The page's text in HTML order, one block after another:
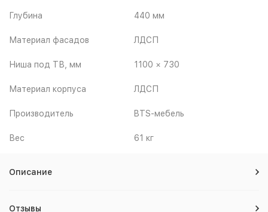
Глубина 440 мм
Материал фасадов ЛДСП
Ниша под ТВ, мм 1100 × 730
Материал корпуса ЛДСП
Производитель BTS-мебель
Вес 61 кг
Описание
Отзывы